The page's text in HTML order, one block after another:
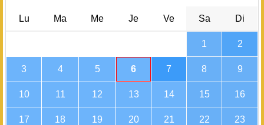
Lu Ma Me Je Ve Sa Di
1 2
3 4 5 6 7 8 9
10 11 12 13 14 15 16
17 18 19 20 21 22 23